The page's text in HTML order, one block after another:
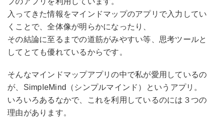
入ってきた情報をマインドマップのアプリで入力してい
くことで、全体像が明らかになったり、
その結論に至るまでの道筋がみやすい等、思考ツールと
してとても優れているからです。
そんなマインドマップアプリの中で私が愛用しているの
が、SimpleMind（シンプルマインド）というアプリ。
いろいろあるなかで、これを利用しているのには３つの
理由があります。